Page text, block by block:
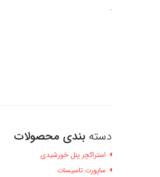
.
دسته بندی محصولات
استراکچر پنل خورشیدی
ساپورت تاسیسات